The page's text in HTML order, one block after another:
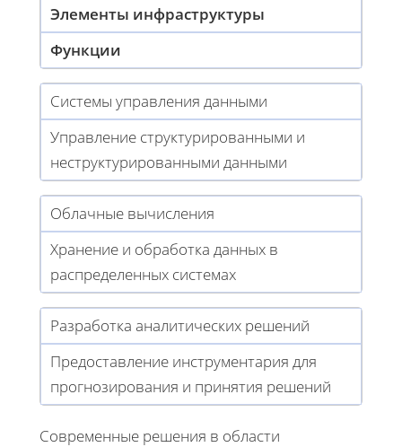
Элементы инфраструктуры
Функции
Системы управления данными
Управление структурированными и
неструктурированными данными
Облачные вычисления
Хранение и обработка данных в
распределенных системах
Разработка аналитических решений
Предоставление инструментария для
прогнозирования и принятия решений
Современные решения в области